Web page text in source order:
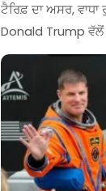
ਟੈਰਿਫ਼ ਦਾ ਅਸਰ,
Donald Trump